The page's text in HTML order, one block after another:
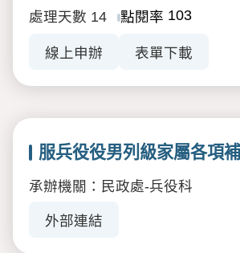
處理天數 14 點閱率 103
線上申辦 表單下載
服兵役役男列級家屬各項
承辦機關：民政處-兵役科
外部連結